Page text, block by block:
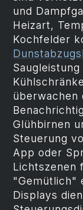
und
Heizart,
Kochfelder
überwachen
Glühbirnen
Steuerung
App oder
Lichtszenen
"Gemütlich"
Displays